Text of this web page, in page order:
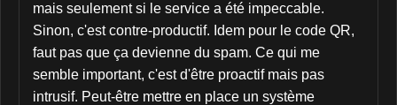
mais seulement si le service a été impeccable.
Sinon, c'est contre-productif. Idem pour le code QR,
faut pas que ça devienne du spam. Ce qui me
semble important, c'est d'être proactif mais pas
intrusif. Peut-être mettre en place un système